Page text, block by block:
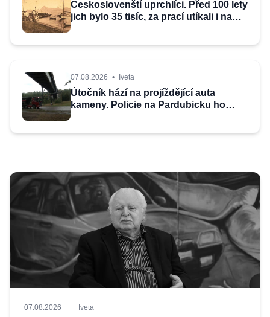
Českoslovenští uprchlíci. Před 100 lety
jich bylo 35 tisíc, za prací utíkali i na
07.08.2026 • Iveta
Útočník hází na projíždějící auta
kameny. Policie na Pardubicku ho
07.08.2026 Iveta